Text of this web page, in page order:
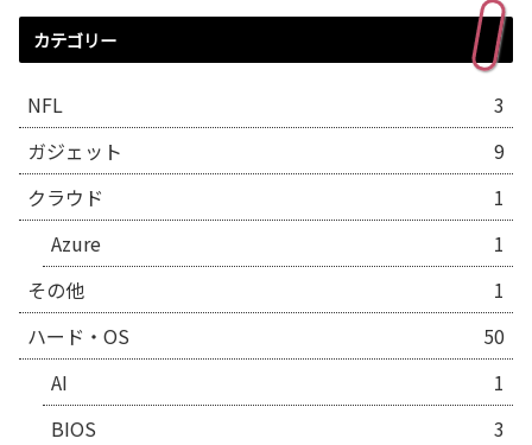
カテゴリー
NFL
3
ガジェット
9
クラウド
1
Azure
1
その他
1
ハード・OS
50
AI
1
BIOS
3